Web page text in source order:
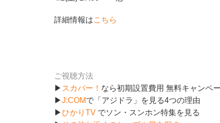
詳細情報はこちら
ご視聴方法
▶ スカパー！ なら初期設置費用 無料キャンペ
▶J:COMで「アジドラ」を見る4つの理由
▶ひかりTV でソン・スンホン特集を見る